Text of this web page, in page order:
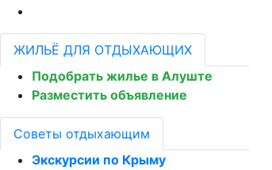
ЖИЛЬЁ ДЛЯ ОТДЫХАЮЩИХ
Подобрать жилье в Алуште
Разместить объявление
Советы отдыхающим
Экскурсии по Крыму